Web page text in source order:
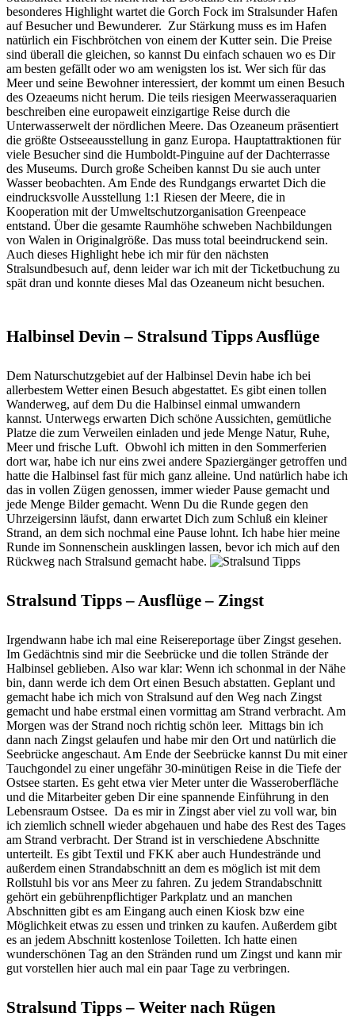
besonderes Highlight wartet die Gorch Fock im Stralsunder Hafen
auf Besucher und Bewunderer. Zur Stärkung muss es im Hafen
natürlich ein Fischbrötchen von einem der Kutter sein. Die Preise
sind überall die gleichen, so kannst Du einfach schauen wo es Dir
am besten gefällt oder wo am wenigsten los ist. Wer sich für das
Meer und seine Bewohner interessiert, der kommt um einen Besuch
des Ozeaeums nicht herum. Die teils riesigen Meerwasseraquarien
beschreiben eine europaweit einzigartige Reise durch die
Unterwasserwelt der nördlichen Meere. Das Ozeaneum präsentiert
die größte Ostseeausstellung in ganz Europa. Hauptattraktionen für
viele Besucher sind die Humboldt-Pinguine auf der Dachterrasse
des Museums. Durch große Scheiben kannst Du sie auch unter
Wasser beobachten. Am Ende des Rundgangs erwartet Dich die
eindrucksvolle Ausstellung 1:1 Riesen der Meere, die in
Kooperation mit der Umweltschutzorganisation Greenpeace
entstand. Über die gesamte Raumhöhe schweben Nachbildungen
von Walen in Originalgröße. Das muss total beeindruckend sein.
Auch dieses Highlight hebe ich mir für den nächsten
Stralsundbesuch auf, denn leider war ich mit der Ticketbuchung zu
spät dran und konnte dieses Mal das Ozeaneum nicht besuchen.
Halbinsel Devin – Stralsund Tipps Ausflüge
Dem Naturschutzgebiet auf der Halbinsel Devin habe ich bei
allerbestem Wetter einen Besuch abgestattet. Es gibt einen tollen
Wanderweg, auf dem Du die Halbinsel einmal umwandern
kannst. Unterwegs erwarten Dich schöne Aussichten, gemütliche
Platze die zum Verweilen einladen und jede Menge Natur, Ruhe,
Meer und frische Luft. Obwohl ich mitten in den Sommerferien
dort war, habe ich nur eins zwei andere Spaziergänger getroffen und
hatte die Halbinsel fast für mich ganz alleine. Und natürlich habe ich
das in vollen Zügen genossen, immer wieder Pause gemacht und
jede Menge Bilder gemacht. Wenn Du die Runde gegen den
Uhrzeigersinn läufst, dann erwartet Dich zum Schluß ein kleiner
Strand, an dem sich nochmal eine Pause lohnt. Ich habe hier meine
Runde im Sonnenschein ausklingen lassen, bevor ich mich auf den
Rückweg nach Stralsund gemacht habe.
Stralsund Tipps – Ausflüge – Zingst
Irgendwann habe ich mal eine Reisereportage über Zingst gesehen.
Im Gedächtnis sind mir die Seebrücke und die tollen Strände der
Halbinsel geblieben. Also war klar: Wenn ich schonmal in der Nähe
bin, dann werde ich dem Ort einen Besuch abstatten. Geplant und
gemacht habe ich mich von Stralsund auf den Weg nach Zingst
gemacht und habe erstmal einen vormittag am Strand verbracht. Am
Morgen was der Strand noch richtig schön leer. Mittags bin ich
dann nach Zingst gelaufen und habe mir den Ort und natürlich die
Seebrücke angeschaut. Am Ende der Seebrücke kannst Du mit einer
Tauch­gondel zu einer ungefähr30-minütigen Reise in die Tiefe der
Ostsee starten. Es geht etwa vier Meter unter die Wasseroberfläche
und die Mitarbeiter geben Dir eine spannende Einführung in den
Lebens­raum Ostsee. Da es mir in Zingst aber viel zu voll war, bin
ich ziemlich schnell wieder abgehauen und habe des Rest des Tages
am Strand verbracht. Der Strand ist in verschiedene Abschnitte
unterteilt. Es gibt Textil und FKK aber auch Hundestrände und
außerdem einen Strandabschnitt an dem es möglich ist mit dem
Rollstuhl bis vor ans Meer zu fahren. Zu jedem Strandabschnitt
gehört ein gebührenpflichtiger Parkplatz und an manchen
Abschnitten gibt es am Eingang auch einen Kiosk bzw eine
Möglichkeit etwas zu essen und trinken zu kaufen. Außerdem gibt
es an jedem Abschnitt kostenlose Toiletten. Ich hatte einen
wunderschönen Tag an den Stränden rund um Zingst und kann mir
gut vorstellen hier auch mal ein paar Tage zu verbringen.
Stralsund Tipps – Weiter nach Rügen